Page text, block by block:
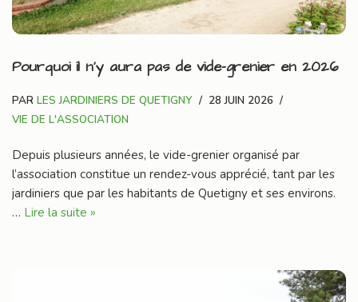
Pourquoi il n’y aura pas de vide-grenier en 2026
PAR LES JARDINIERS DE QUETIGNY
28 JUIN 2026
VIE DE L'ASSOCIATION
Depuis plusieurs années, le vide-grenier organisé par
l’association constitue un rendez-vous apprécié, tant par les
jardiniers que par les habitants de Quetigny et ses environs.
… Lire la suite »